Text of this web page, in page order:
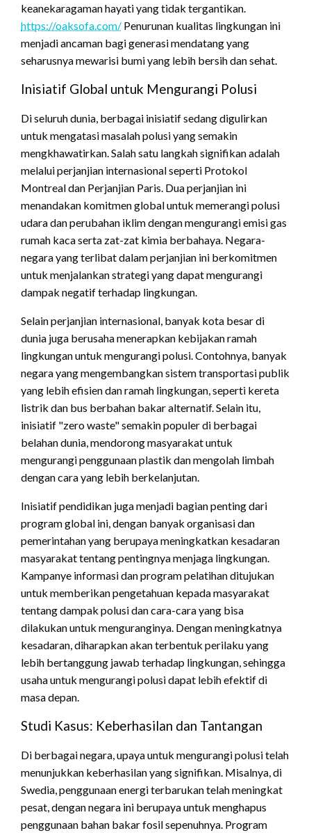
keanekaragaman hayati yang tidak tergantikan.
https://oaksofa.com/ Penurunan kualitas lingkungan ini
menjadi ancaman bagi generasi mendatang yang
seharusnya mewarisi bumi yang lebih bersih dan sehat.
Inisiatif Global untuk Mengurangi Polusi
Di seluruh dunia, berbagai inisiatif sedang digulirkan
untuk mengatasi masalah polusi yang semakin
mengkhawatirkan. Salah satu langkah signifikan adalah
melalui perjanjian internasional seperti Protokol
Montreal dan Perjanjian Paris. Dua perjanjian ini
menandakan komitmen global untuk memerangi polusi
udara dan perubahan iklim dengan mengurangi emisi gas
rumah kaca serta zat-zat kimia berbahaya. Negara-
negara yang terlibat dalam perjanjian ini berkomitmen
untuk menjalankan strategi yang dapat mengurangi
dampak negatif terhadap lingkungan.
Selain perjanjian internasional, banyak kota besar di
dunia juga berusaha menerapkan kebijakan ramah
lingkungan untuk mengurangi polusi. Contohnya, banyak
negara yang mengembangkan sistem transportasi publik
yang lebih efisien dan ramah lingkungan, seperti kereta
listrik dan bus berbahan bakar alternatif. Selain itu,
inisiatif "zero waste" semakin populer di berbagai
belahan dunia, mendorong masyarakat untuk
mengurangi penggunaan plastik dan mengolah limbah
dengan cara yang lebih berkelanjutan.
Inisiatif pendidikan juga menjadi bagian penting dari
program global ini, dengan banyak organisasi dan
pemerintahan yang berupaya meningkatkan kesadaran
masyarakat tentang pentingnya menjaga lingkungan.
Kampanye informasi dan program pelatihan ditujukan
untuk memberikan pengetahuan kepada masyarakat
tentang dampak polusi dan cara-cara yang bisa
dilakukan untuk menguranginya. Dengan meningkatnya
kesadaran, diharapkan akan terbentuk perilaku yang
lebih bertanggung jawab terhadap lingkungan, sehingga
usaha untuk mengurangi polusi dapat lebih efektif di
masa depan.
Studi Kasus: Keberhasilan dan Tantangan
Di berbagai negara, upaya untuk mengurangi polusi telah
menunjukkan keberhasilan yang signifikan. Misalnya, di
Swedia, penggunaan energi terbarukan telah meningkat
pesat, dengan negara ini berupaya untuk menghapus
penggunaan bahan bakar fosil sepenuhnya. Program